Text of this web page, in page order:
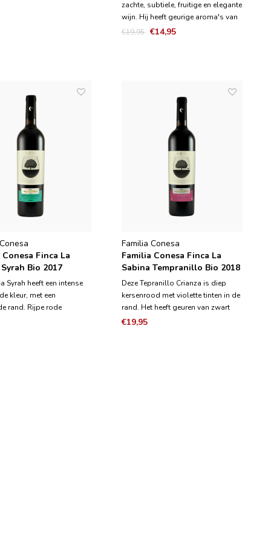
zachte, subtiele, fruitige en elegante
wijn. Hij heeft geurige aroma's van
kamperfoelie vermengd met
€19,95 €14,95
Finca La
Bio 2017
Syrah heeft een intense
kleur, met een
rand. Rijpe rode
in de neus in
Familia Conesa
Familia Conesa Finca La
Sabina Tempranillo Bio 2018
Deze Tepranillo Crianza is diep
kersenrood met violette tinten in de
rand. Het heeft geuren van zwart
fruit als bramen en bessen die
€19,95